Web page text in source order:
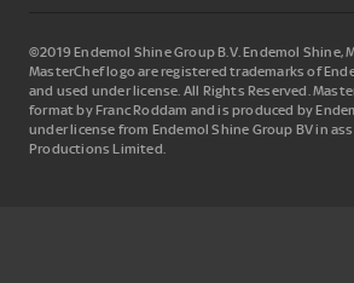
©2019 Endemol Shine Group B.V. Endemol Shine,
MasterChef logo are registered trademarks of
and used under license. All Rights Reserved.
format by Franc Roddam and is produced by
under license from Endemol Shine Group BV in
Productions Limited.